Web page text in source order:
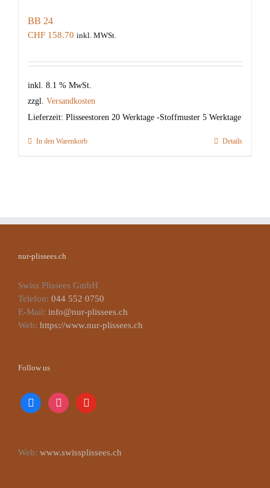
BB 24
CHF 158.70 inkl. MWSt.
inkl. 8.1 % MwSt.
zzgl. Versandkosten
Lieferzeit: Plisseestoren 20 Werktage -Stoffmuster 5 Werktage
In den Warenkorb Details
nur-plissees.ch
Swiss Plissees GmbH
Telefon: 044 552 0750
E-Mail: info@nur-plissees.ch
Web: https://www.nur-plissees.ch
Follow us
facebookinstagramyoutube
Web: www.swissplissees.ch